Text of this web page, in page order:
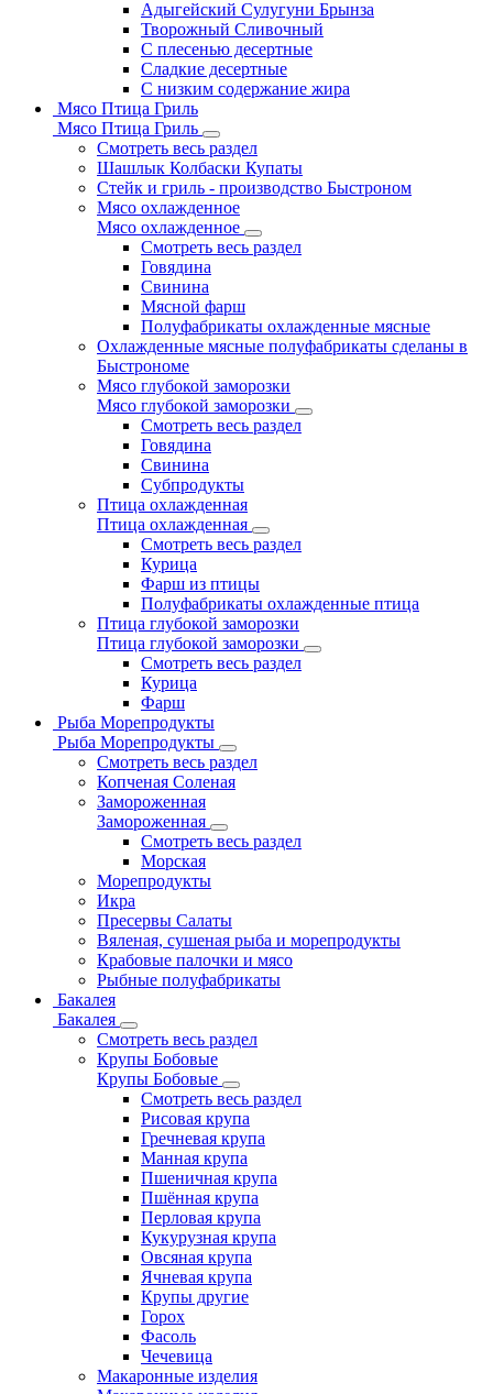
Адыгейский Сулугуни Брынза
Творожный Сливочный
С плесенью десертные
Сладкие десертные
С низким содержание жира
Мясо Птица Гриль
Мясо Птица Гриль
Смотреть весь раздел
Шашлык Колбаски Купаты
Стейк и гриль - производство Быстроном
Мясо охлажденное
Мясо охлажденное
Смотреть весь раздел
Говядина
Свинина
Мясной фарш
Полуфабрикаты охлажденные мясные
Охлажденные мясные полуфабрикаты сделаны в
Быстрономе
Мясо глубокой заморозки
Мясо глубокой заморозки
Смотреть весь раздел
Говядина
Свинина
Субпродукты
Птица охлажденная
Птица охлажденная
Смотреть весь раздел
Курица
Фарш из птицы
Полуфабрикаты охлажденные птица
Птица глубокой заморозки
Птица глубокой заморозки
Смотреть весь раздел
Курица
Фарш
Рыба Морепродукты
Рыба Морепродукты
Смотреть весь раздел
Копченая Соленая
Замороженная
Замороженная
Смотреть весь раздел
Морская
Морепродукты
Икра
Пресервы Салаты
Вяленая, сушеная рыба и морепродукты
Крабовые палочки и мясо
Рыбные полуфабрикаты
Бакалея
Бакалея
Смотреть весь раздел
Крупы Бобовые
Крупы Бобовые
Смотреть весь раздел
Рисовая крупа
Гречневая крупа
Манная крупа
Пшеничная крупа
Пшённая крупа
Перловая крупа
Кукурузная крупа
Овсяная крупа
Ячневая крупа
Крупы другие
Горох
Фасоль
Чечевица
Макаронные изделия